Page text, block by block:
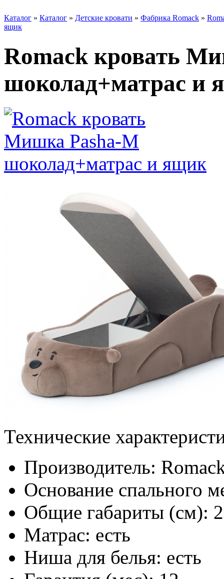
Каталог » Каталог » Детские кровати » Фабрика Romack »
ящик
Romack кровать
шоколад+матрас и
Технические
Производитель:
Основание спального
Общие габариты (см):
Матрас: есть
Ниша для белья: есть